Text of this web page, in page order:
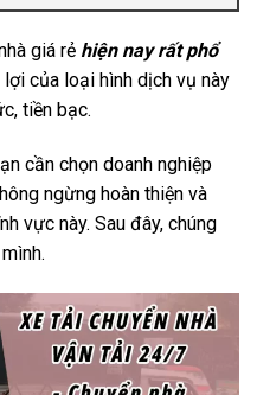
giá rẻ hiện nay rất phổ
của loại hình dịch vụ này
tiền bạc.
cần chọn doanh nghiệp
ngừng hoàn thiện và
vực này. Sau đây, chúng